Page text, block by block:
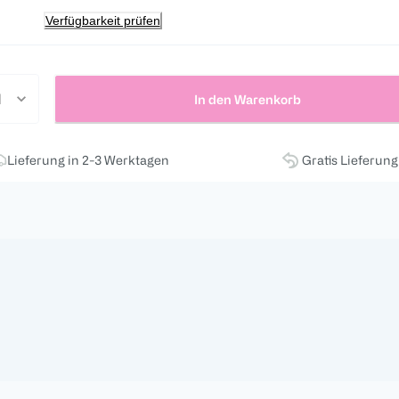
Verfügbarkeit prüfen
In den Warenkorb
Lieferung in 2-3 Werktagen Gratis